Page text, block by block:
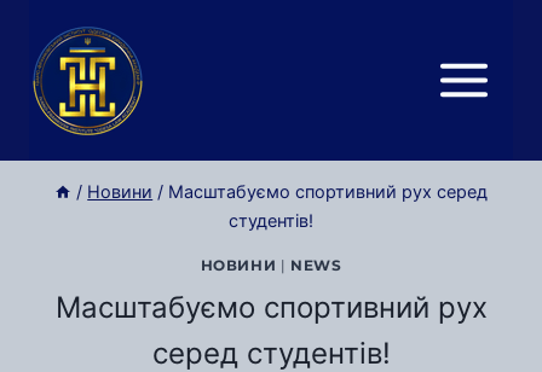
вмісту
/ Новини / Масштабуємо спортивний рух серед
студентів!
НОВИНИ | NEWS
Масштабуємо спортивний рух
серед студентів!